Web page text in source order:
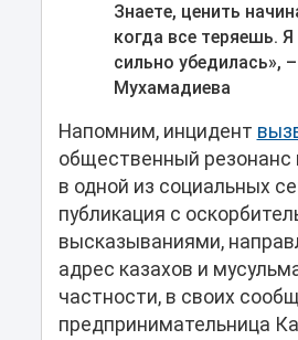
Знаете, ценить
когда все теряешь.
сильно убедилась»,
Мухамадиева
Напомним, инцидент
общественный резонанс
в одной из социальных
публикация с
высказываниями,
адрес казахов и
частности, в своих
предпринимательница